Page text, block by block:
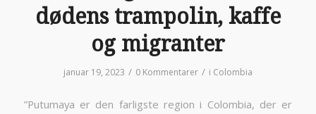
dødens trampolin, kaffe
og migranter
januar 19, 2023 / 0 Kommentarer / i Colombia
”Putumaya er den farligste region i Colombia, der er